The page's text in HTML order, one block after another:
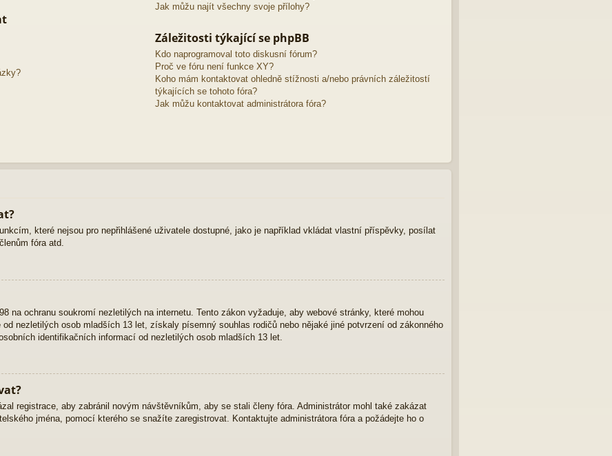
Jak můžu najít všechny svoje přílohy?
Záležitosti týkající se phpBB
Kdo naprogramoval toto diskusní fórum?
Proč ve fóru není funkce XY?
Koho mám kontaktovat ohledně stížnosti a/nebo právních záležitostí
týkajících se tohoto fóra?
Jak můžu kontaktovat administrátora fóra?
které nejsou pro nepřihlášené uživatele dostupné, jako je například vkládat vlastní příspěvky, posílat
fóra atd.
na ochranu soukromí nezletilých na internetu. Tento zákon vyžaduje, aby webové stránky, které mohou
nezletilých osob mladších 13 let, získaly písemný souhlas rodičů nebo nějaké jiné potvrzení od zákonného
identifikačních informací od nezletilých osob mladších 13 let.
registrace, aby zabránil novým návštěvníkům, aby se stali členy fóra. Administrátor mohl také zakázat
jména, pomocí kterého se snažíte zaregistrovat. Kontaktujte administrátora fóra a požádejte ho o